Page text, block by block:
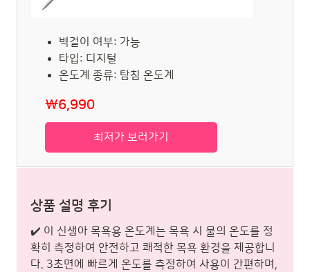
벽걸이 여부: 가능
타입: 디지털
온도계 종류: 탐침 온도계
₩6,990
최저가 보러가기
상품 설명 후기
✔️ 이 신생아 목욕용 온도계는 목욕 시 물의 온도를 정
확히 측정하여 안전하고 쾌적한 목욕 환경을 제공합니
다. 3초면에 빠르게 온도를 측정하여 사용이 간편하며,